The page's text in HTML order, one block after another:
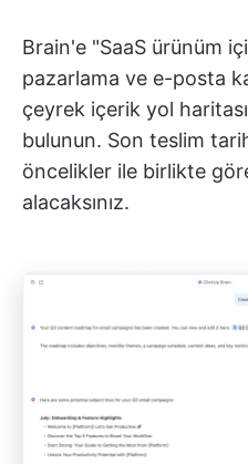
Brain'e "SaaS ürünüm
pazarlama ve e-posta
çeyrek içerik yol
bulunun. Son teslim
öncelikler ile birlikte
alacaksınız.